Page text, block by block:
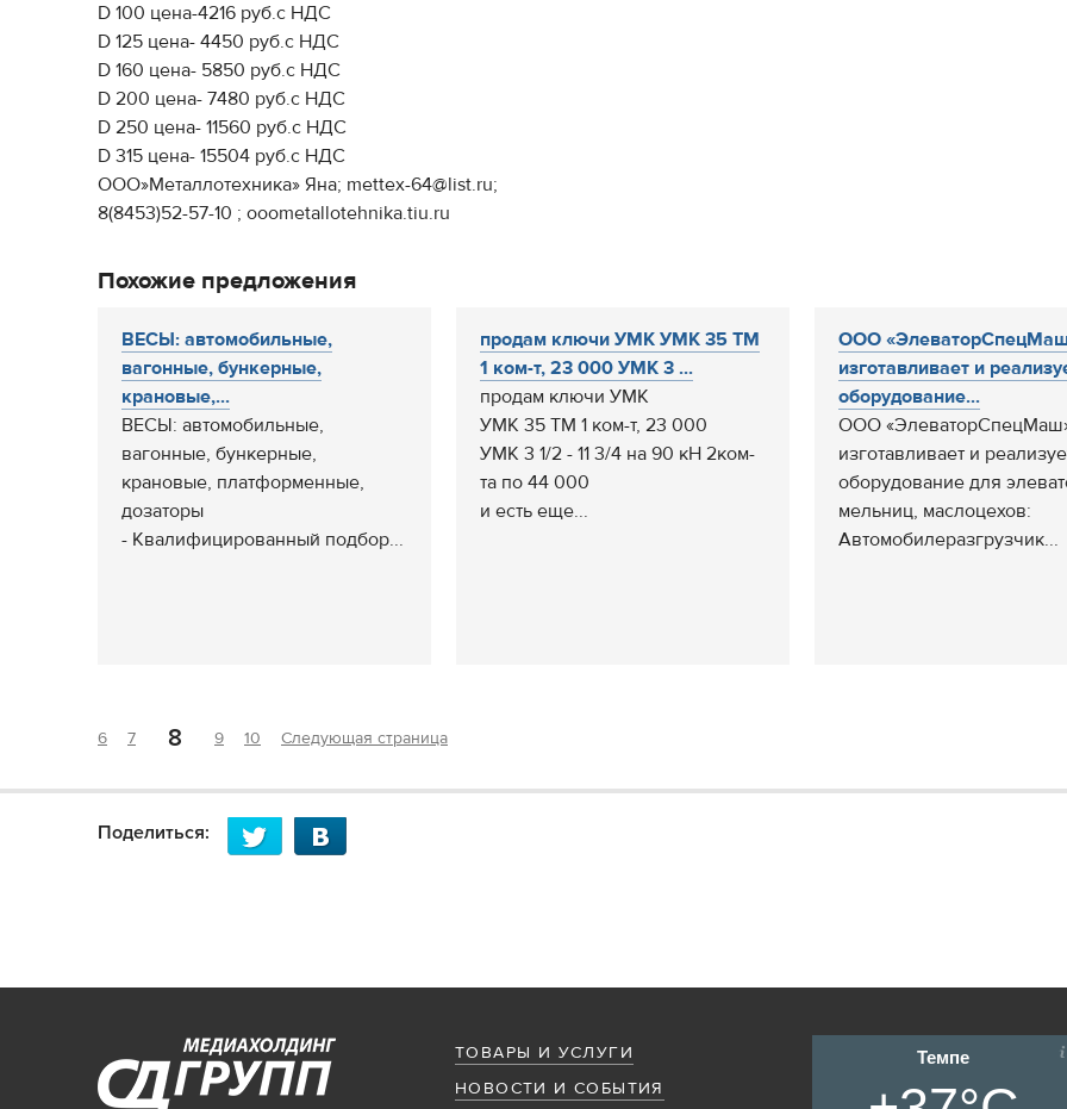
D 100 цена-4216 руб.с НДС
D 125 цена- 4450 руб.с НДС
D 160 цена- 5850 руб.с НДС
D 200 цена- 7480 руб.с НДС
D 250 цена- 11560 руб.с НДС
D 315 цена- 15504 руб.с НДС
ООО»Металлотехника» Яна; mettex-64@list.ru;
8(8453)52-57-10 ; ooometallotehnika.tiu.ru
Похожие предложения
ВЕСЫ: автомобильные,
вагонные, бункерные,
крановые,...
ВЕСЫ: автомобильные,
вагонные, бункерные,
крановые, платформенные,
дозаторы
- Квалифицированный подбор...
продам ключи УМК УМК 35 ТМ
1 ком-т, 23 000 УМК 3 ...
продам ключи УМК
УМК 35 ТМ 1 ком-т, 23 000
УМК 3 1/2 - 11 3/4 на 90 кН 2ком-
та по 44 000
и есть еще...
ООО
изготавливает и
оборудование...
ООО
изготавливает и
оборудование для
мельниц, маслоцехов:
Автомобилеразгрузчик...
6 7 8 9 10 Следующая страница
Поделиться:
ТОВАРЫ И УСЛУГИ
НОВОСТИ И СОБЫТИЯ
Темпе